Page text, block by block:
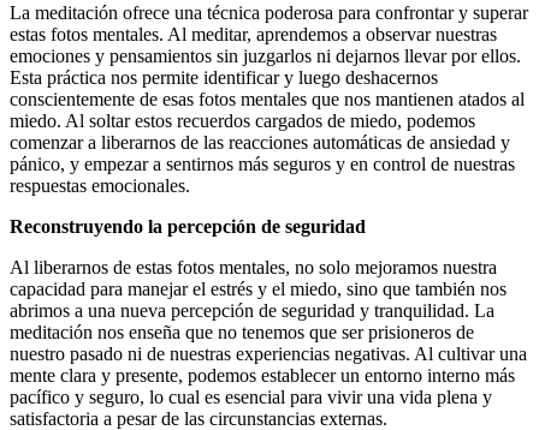
La meditación ofrece una técnica poderosa para confrontar y superar
estas fotos mentales. Al meditar, aprendemos a observar nuestras
emociones y pensamientos sin juzgarlos ni dejarnos llevar por ellos.
Esta práctica nos permite identificar y luego deshacernos
conscientemente de esas fotos mentales que nos mantienen atados al
miedo. Al soltar estos recuerdos cargados de miedo, podemos
comenzar a liberarnos de las reacciones automáticas de ansiedad y
pánico, y empezar a sentirnos más seguros y en control de nuestras
respuestas emocionales.
Reconstruyendo la percepción de seguridad
Al liberarnos de estas fotos mentales, no solo mejoramos nuestra
capacidad para manejar el estrés y el miedo, sino que también nos
abrimos a una nueva percepción de seguridad y tranquilidad. La
meditación nos enseña que no tenemos que ser prisioneros de
nuestro pasado ni de nuestras experiencias negativas. Al cultivar una
mente clara y presente, podemos establecer un entorno interno más
pacífico y seguro, lo cual es esencial para vivir una vida plena y
satisfactoria a pesar de las circunstancias externas.